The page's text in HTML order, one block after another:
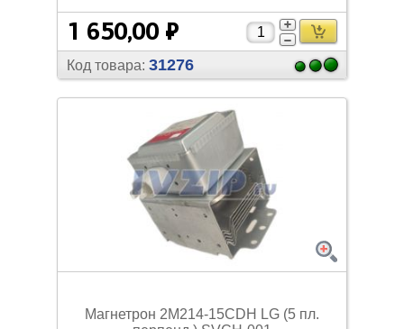
1 650,00 ₽
Код товара: 31276
Магнетрон 2M214-15CDH LG (5 пл.